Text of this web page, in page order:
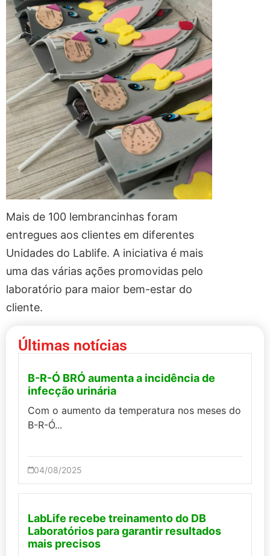
Mais de 100 lembrancinhas foram
entregues aos clientes em diferentes
Unidades do Lablife. A iniciativa é mais
uma das várias ações promovidas pelo
laboratório para maior bem-estar do
cliente.
Últimas notícias
B-R-Ó BRÓ aumenta a incidência de
infecção urinária
Com o aumento da temperatura nos meses do
B-R-Ó...
04/08/2025
LabLife recebe treinamento do DB
Laboratórios para garantir resultados
mais precisos